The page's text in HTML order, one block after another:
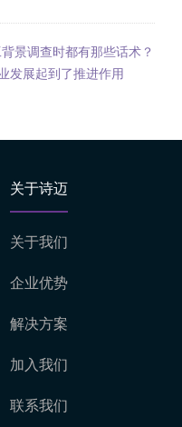
景调查时都有那些话术？
发展起到了推进作用
关于诗迈
关于我们
企业优势
解决方案
加入我们
联系我们